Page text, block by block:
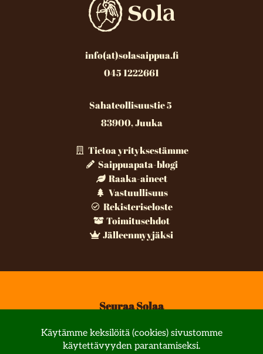
info(at)solasaippua.fi
045 1222661
Sahateollisuustie 5
83900, Juuka
Tietoa yrityksestämme
Saippuapata-blogi
Raaka-aineet
Vastuullisuus
Rekisteriseloste
Toimitusehdot
Jälleenmyyjäksi
Seuraa Solaa